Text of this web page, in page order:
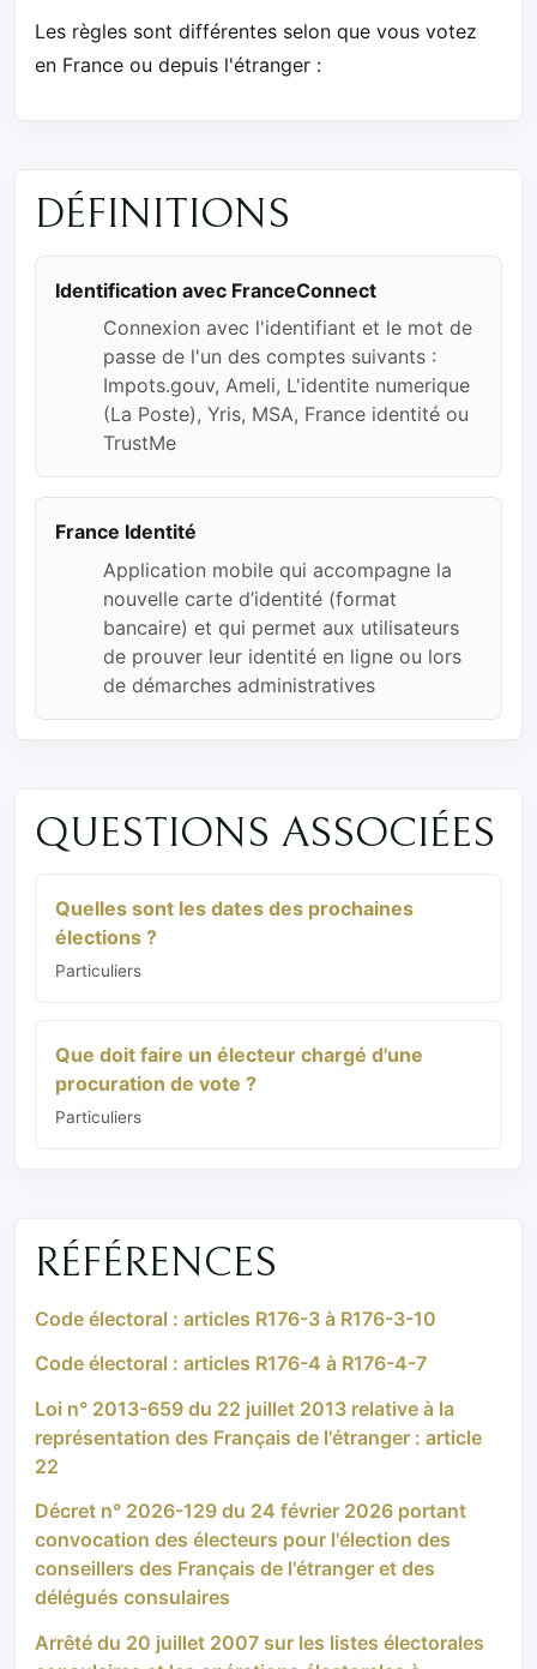
Les règles sont différentes selon que vous votez
en France ou depuis l'étranger :
DÉFINITIONS
Identification avec FranceConnect
Connexion avec l'identifiant et le mot de
passe de l'un des comptes suivants :
Impots.gouv, Ameli, L'identite numerique
(La Poste), Yris, MSA, France identité ou
TrustMe
France Identité
Application mobile qui accompagne la
nouvelle carte d’identité (format
bancaire) et qui permet aux utilisateurs
de prouver leur identité en ligne ou lors
de démarches administratives
QUESTIONS ASSOCIÉES
Quelles sont les dates des prochaines
élections ?
Particuliers
Que doit faire un électeur chargé d'une
procuration de vote ?
Particuliers
RÉFÉRENCES
Code électoral : articles R176-3 à R176-3-10
Code électoral : articles R176-4 à R176-4-7
Loi n° 2013-659 du 22 juillet 2013 relative à la
représentation des Français de l'étranger : article
22
Décret n° 2026-129 du 24 février 2026 portant
convocation des électeurs pour l'élection des
conseillers des Français de l'étranger et des
délégués consulaires
Arrêté du 20 juillet 2007 sur les listes électorales